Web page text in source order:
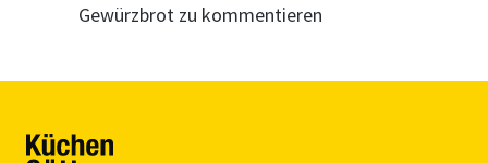
Gewürzbrot zu kommentieren